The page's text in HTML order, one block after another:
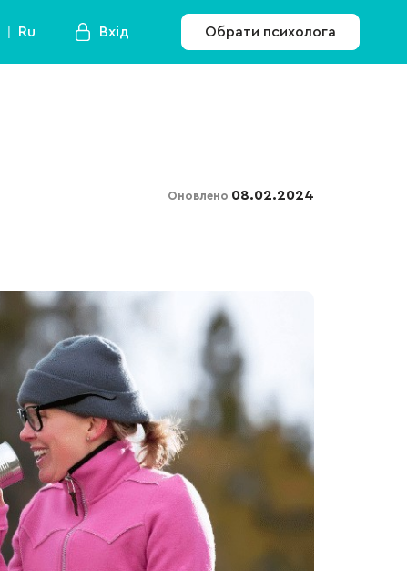
Ru Вхід Обрати психолога
Оновлено 08.02.2024